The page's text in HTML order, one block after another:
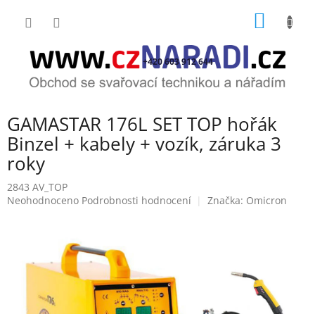
+420 603 912 644
GAMASTAR 176L SET TOP hořák
Binzel + kabely + vozík, záruka 3
roky
2843 AV_TOP
Průměrné
hvězdiček.
Neohodnoceno Podrobnosti hodnocení Značka: Omicron